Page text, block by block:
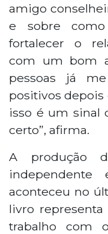
amigo
e sobre
fortalecer o
com um bom
pessoas já
positivos
isso é um sinal
certo”, afirma.
A produção
aconteceu no
livro representa
trabalho com